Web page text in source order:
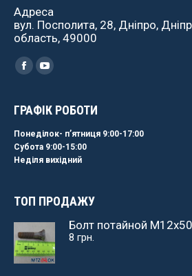
Адреса
вул. Посполита, 28, Дніпро,
область, 49000
Найдите нас:
Facebook
YouTube
ГРАФІК РОБОТИ
Понеділок- пʼятниця 9:00-17:00
Субота 9:00-15:00
Неділя вихідний
ТОП ПРОДАЖУ
Болт потайной
8 грн.